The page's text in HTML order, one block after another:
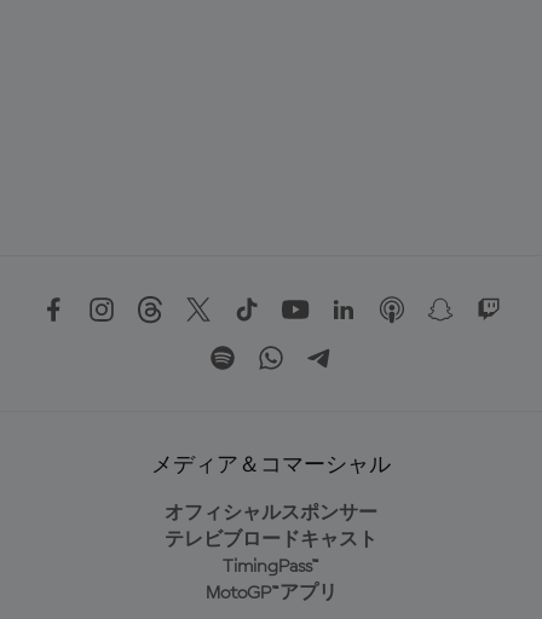
メディア＆コマーシャル
オフィシャルスポンサー
テレビブロードキャスト
TimingPass™
MotoGP™アプリ